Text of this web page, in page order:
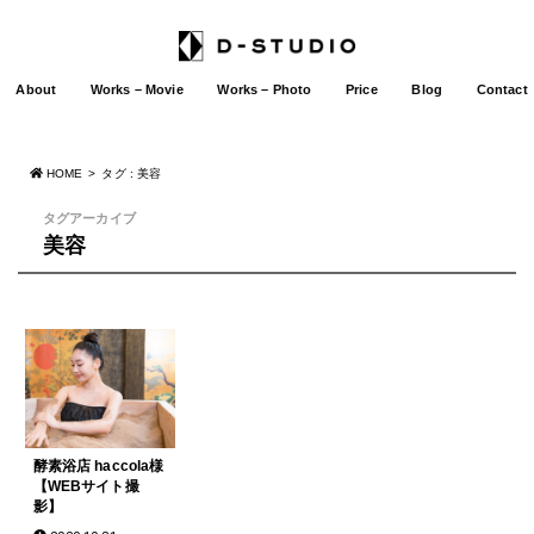
About Works – Movie Works – Photo Price Blog Contact
HOME タグ : 美容
タグアーカイブ
美容
酵素浴店 haccola様
【WEBサイト撮
影】